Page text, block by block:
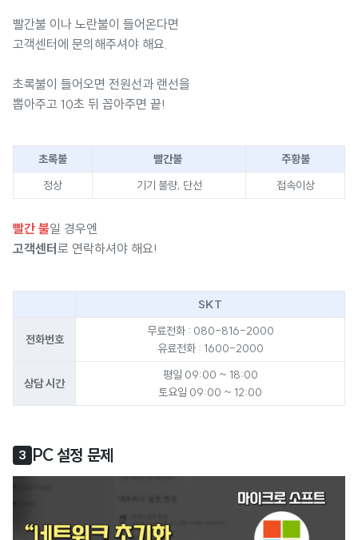
빨간불 이나 노란불이 들어온다면
고객센터에 문의해주셔야 해요.
초록불이 들어오면 전원선과 랜선을
뽑아주고 10초 뒤 꼽아주면 끝!
초록불 빨간불
주황불
정상
기기 불량, 단선 접속이상
빨간 불일 경우엔
고객센터 로 연락하셔야 해요!
SKT
전화번호
무료전화 : 080-816-2000
유료전화 : 1600-2000
상담 시간
평일 09:00 ~ 18:00
토요일 09:00 ~ 12:00
3 PC 설정 문제